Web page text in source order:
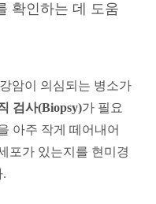
확인하는 데 도움
암이 의심되는 병소가
검사(Biopsy)가 필요
아주 작게 떼어내어
포가 있는지를 현미경
.